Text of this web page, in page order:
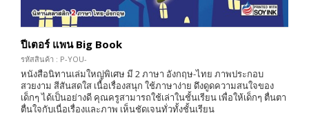
ปีเตอร์ แพน Big Book
รหัสสินค้า : P-YOU-
หนังสือนิทานเล่มใหญ่พิเศษ มี 2 ภาษา อังกฤษ-ไทย ภาพประกอบ
สวยงาม สีสันสดใส เนื้อเรื่องสนุก ใช้ภาษาง่าย ดึงดูดความสนใจของ
เด็กๆ ได้เป็นอย่างดี คุณครูสามารถใช้เล่าในชั้นเรียน เพื่อให้เด็กๆ ตื่นตา
ตื่นใจกับเนื่อเรื่องและภาพ เห็นชัดเจนทั่วทั้งชั้นเรียน